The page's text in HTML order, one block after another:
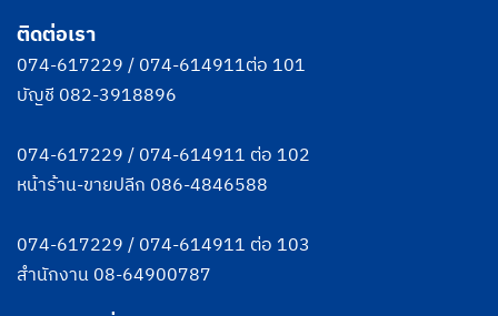
ติดต่อเรา
074-617229/074-614911ต่อ 101
บัญชี 082-3918896
074-617229/074-614911 ต่อ 102
หน้าร้าน-ขายปลีก 086-4846588
074-617229/074-614911 ต่อ 103
สำนักงาน08-64900787